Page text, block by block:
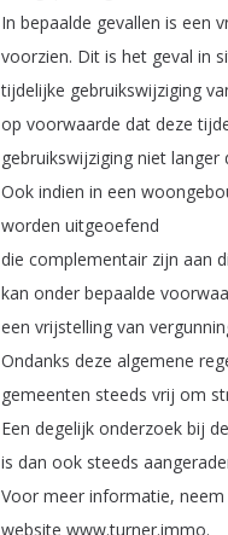
In bepaalde gevallen is een
voorzien. Dit is het geval in
tijdelijke gebruikswijziging
op voorwaarde dat deze
gebruikswijziging niet langer
Ook indien in een
worden uitgeoefend
die complementair zijn aan
kan onder bepaalde
een vrijstelling van
Ondanks deze algemene
gemeenten steeds vrij om
Een degelijk onderzoek bij de
is dan ook steeds
Voor meer informatie, neem
website www.turner.immo.